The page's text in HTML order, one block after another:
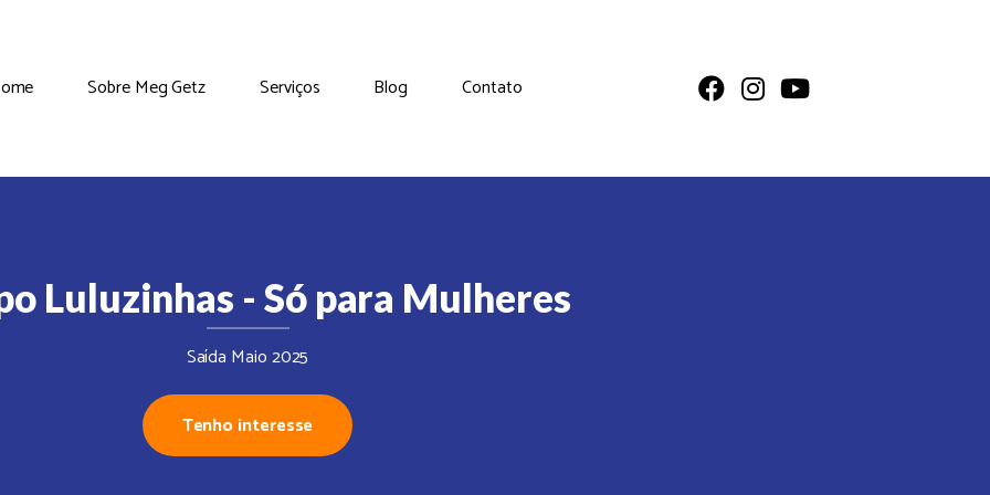
Sobre Meg Getz Serviços Blog Contato FacebookInstagramYouTube
Luluzinhas - Só para Mulheres
Saída Maio 2025
Tenho interesse